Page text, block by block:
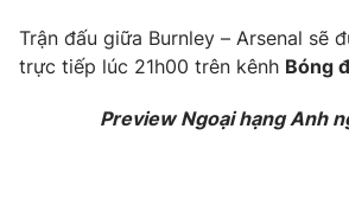
Chất lượng cuộc sống
Tuyển sinh
Học trực tuyến
Công nghệ
Giao lưu trực tuyến
Trận đấu giữa Burnley – Arsenal sẽ
trực tiếp lúc 21h00 trên kênh Bóng
Preview Ngoại hạng Anh